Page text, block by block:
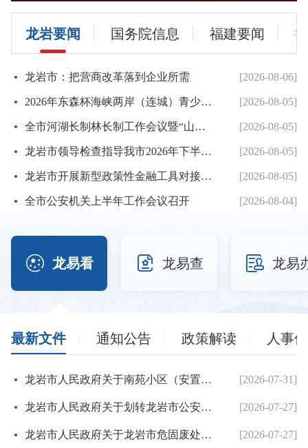
龙岩要闻 国务院信息 福建要闻
[2026-08-06]
龙岩市：把营商改革落到企业所需
[2026-08-05]
2026年东森杯海峡两岸（连城）青少年棒球邀请赛暨第七届海峡...
[2026-08-05]
全市河湖长制林长制工作会议暨“山水龙岩”生态品牌建设推进...
[2026-08-05]
龙岩市领导检查指导我市2026年下半年征兵体检工作
[2026-08-05]
龙岩市开展新型政策性金融工具对接服务工作
[2026-08-04]
全市公安机关上半年工作会议召开
 龙易看  龙易查  龙易
最新文件 通知公告 政策解读 人事
[2026-07-31]
龙岩市人民政府关于南苑小区（安置房）项目建设用地的批复
[2026-07-27]
龙岩市人民政府关于划转龙岩市公安局国有建设用地使用权的批复
[2026-07-27]
龙岩市人民政府关于龙岩市危固废处置中心二期项目协议出让方案的批复